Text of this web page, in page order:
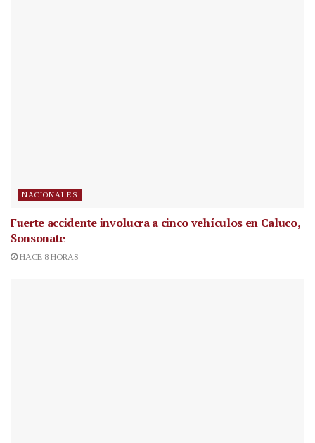
NACIONALES
Fuerte accidente involucra a cinco vehículos en Caluco,
Sonsonate
HACE 8 HORAS